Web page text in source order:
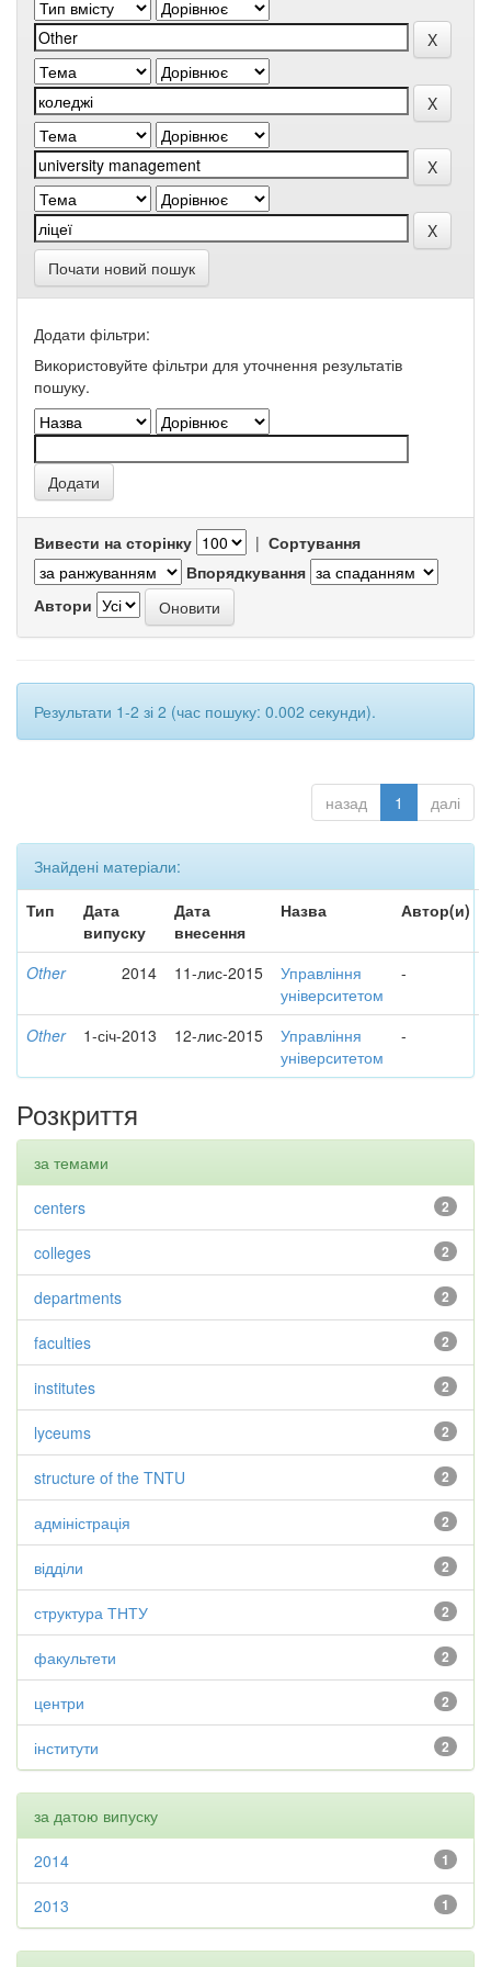
Почати новий пошук
Додати фільтри:
Використовуйте фільтри для уточнення результатів
пошуку.
Вивести на сторінку | Сортування
Впорядкування
Автори
Результати 1-2 зі 2 (час пошуку: 0.002 секунди).
назад 1 далі
Знайдені матеріали:
Тип
Дата
випуску
Дата
внесення
Назва Автор(и)
Other 2014 11-лис-2015
Управління
університетом
-
Other 1-січ-2013 12-лис-2015
Управління
університетом
-
Розкриття
за темами
2
centers
2
colleges
2
departments
2
faculties
2
institutes
2
lyceums
2
structure of the TNTU
2
адміністрація
2
відділи
2
структура ТНТУ
2
факультети
2
центри
2
інститути
за датою випуску
1
2014
1
2013